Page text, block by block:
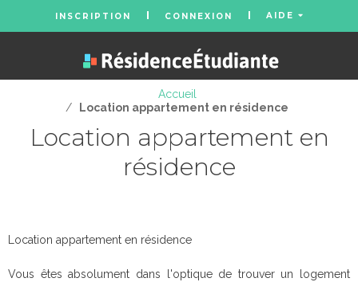
INSCRIPTION CONNEXION AIDE
Accueil
/
Location appartement en résidence
Location appartement en
résidence
Location appartement en résidence
Vous êtes absolument dans l'optique de trouver un logement